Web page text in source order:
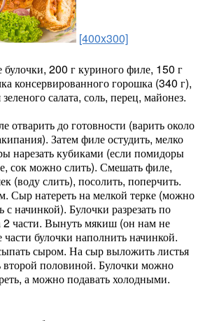
[400x300]
булочки, 200 г куриного филе, 150 г
консервированного горошка (340 г),
салата, соль, перец, майонез.
отварить до готовности (варить около
Затем филе остудить, мелко
нарезать кубиками (если помидоры
сок можно слить). Смешать филе,
(воду слить), посолить, поперчить.
Сыр натереть на мелкой терке (можно
начинкой). Булочки разрезать по
2 части. Вынуть мякиш (он нам не
булочки наполнить начинкой.
сыром. На сыр выложить листья
второй половиной. Булочки можно
а можно подавать холодными.